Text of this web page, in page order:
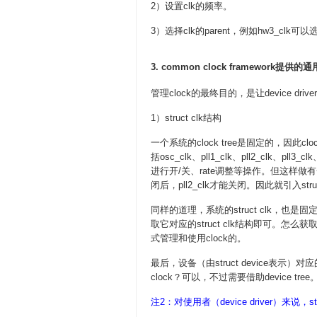
2）设置clk的频率。
3）选择clk的parent，例如hw3_clk可以
3. common clock framework提供的通
管理clock的最终目的，是让device
1）struct clk结构
一个系统的clock tree是固定的，因此
括osc_clk、pll1_clk、pll2_clk、pll3_clk
进行开/关、rate调整等操作。但这样做
闭后，pll2_clk才能关闭。因此就引入
同样的道理，系统的struct clk，也是固
取它对应的struct clk结构即可。怎么获
式管理和使用clock的。
最后，设备（由struct device表示）对
clock？可以，不过需要借助device tree
注2：对使用者（device driver）来说，